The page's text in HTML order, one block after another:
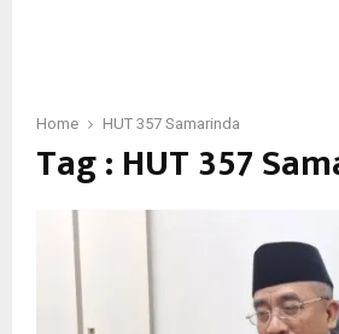
Home HUT 357 Samarinda
Tag : HUT 357